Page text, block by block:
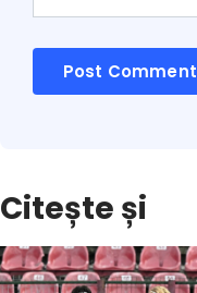
Citește și